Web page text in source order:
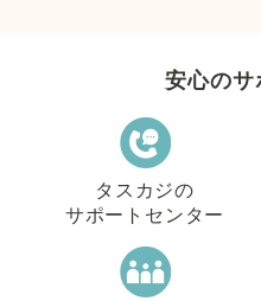
安心のサ
タスカジの
サポートセンター